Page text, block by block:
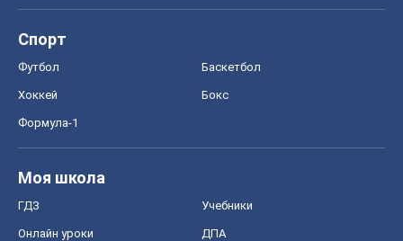
Спорт
Футбол Баскетбол
Хоккей Бокс
Формула-1
Моя школа
ГДЗ Учебники
Онлайн уроки ДПА